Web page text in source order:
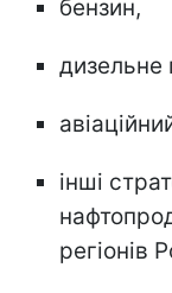
бензин,
дизельне
інші
регіонів